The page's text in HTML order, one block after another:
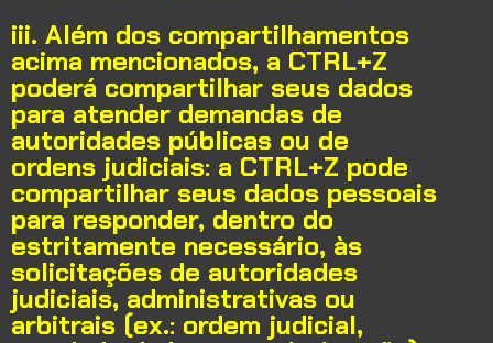
iii. Além dos compartilhamentos
acima mencionados, a CTRL+Z
poderá compartilhar seus dados
para atender demandas de
autoridades públicas ou de
ordens judiciais: a CTRL+Z pode
compartilhar seus dados pessoais
para responder, dentro do
estritamente necessário, às
solicitações de autoridades
judiciais, administrativas ou
arbitrais (ex.: ordem judicial,